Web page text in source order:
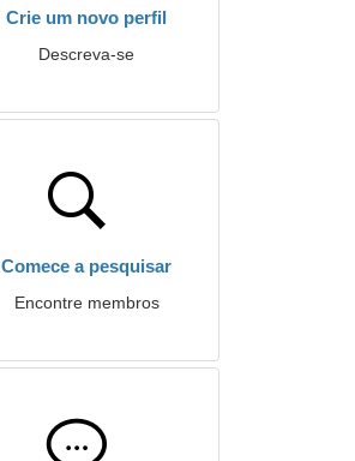
Crie um novo perfil
Descreva-se
Comece a pesquisar
Encontre membros